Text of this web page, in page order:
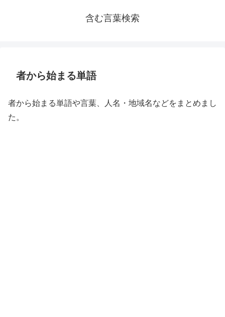
含む言葉検索
者から始まる単語
者から始まる単語や言葉、人名・地域名などをまとめまし
た。